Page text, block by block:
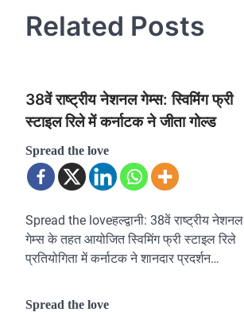
Related Posts
38वें राष्ट्रीय नेशनल गेम्स: स्विमिंग फ्री
स्टाइल रिले में कर्नाटक ने जीता गोल्ड
Spread the love
Spread the loveहल्द्वानी: 38वें राष्ट्रीय नेशनल
गेम्स के तहत आयोजित स्विमिंग फ्री स्टाइल रिले
प्रतियोगिता में कर्नाटक ने शानदार प्रदर्शन…
Spread the love